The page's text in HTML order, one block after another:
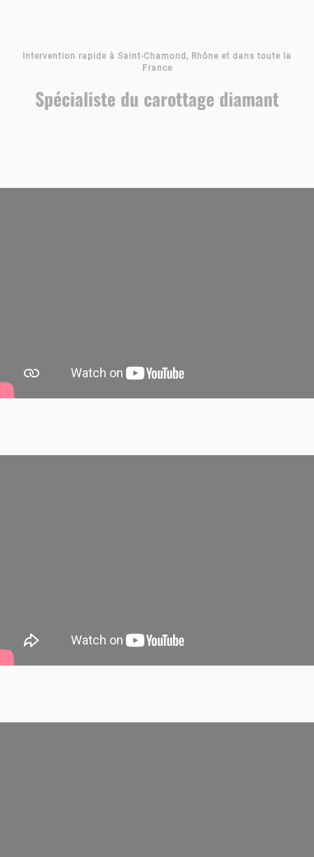
Intervention rapide à Saint-Chamond, Rhône et dans toute la
France
Spécialiste du carottage diamant